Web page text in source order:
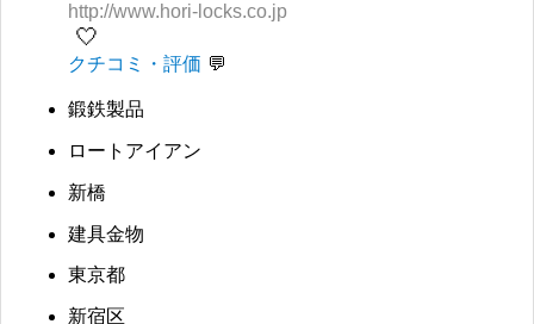
http://www.hori-locks.co.jp
🤍
クチコミ・評価
鍛鉄製品
ロートアイアン
新橋
建具金物
東京都
新宿区